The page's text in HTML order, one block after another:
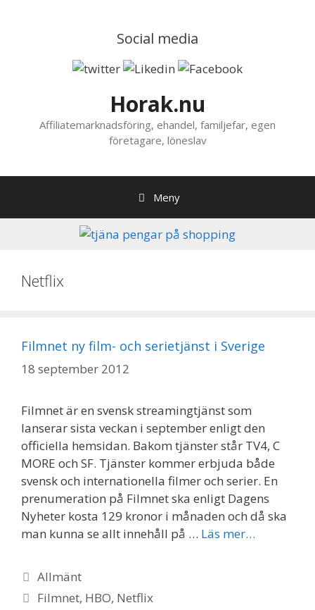
Social media
Horak.nu
Affiliatemarknadsföring, ehandel, familjefar, egen
företagare, löneslav
Meny
Netflix
Filmnet ny film- och serietjänst i Sverige
18 september 2012
Filmnet är en svensk streamingtjänst som
lanserar sista veckan i september enligt den
officiella hemsidan. Bakom tjänster står TV4, C
MORE och SF. Tjänster kommer erbjuda både
svensk och internationella filmer och serier. En
prenumeration på Filmnet ska enligt Dagens
Nyheter kosta 129 kronor i månaden och då ska
man kunna se allt innehåll på … Läs mer…
Kategorier
Allmänt
Etiketter
Filmnet, HBO, Netflix